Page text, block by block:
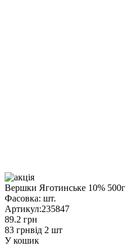
Вершки Яготинське 10% 500г
Фасовка: шт.
Артикул:235847
89.2 грн
83 грнвід 2 шт
У кошик